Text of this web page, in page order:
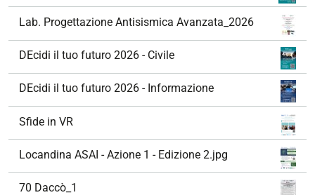
Lab. Progettazione Antisismica Avanzata_2026
DEcidi il tuo futuro 2026 - Civile
DEcidi il tuo futuro 2026 - Informazione
Sfide in VR
Locandina ASAI - Azione 1 - Edizione 2.jpg
70 Daccò_1